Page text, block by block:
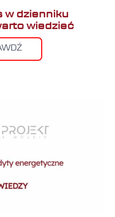
w dzienniku
wiedzieć